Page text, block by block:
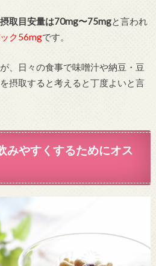
取目安量は70mg〜75mgと言われ
ク56mgです。
、日々の食事で味噌汁や納豆・豆
摂取すると考えると丁度よいと言
みやすくするためにオス